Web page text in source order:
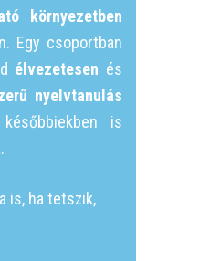
környezetben
Egy csoportban
élvezetesen és
nyelvtanulás
is
is, ha tetszik,